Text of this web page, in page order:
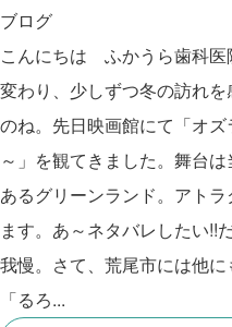
ブログ
こんにちは ふかうら歯科医
変わり、少しずつ冬の訪れ
のね。先日映画館にて「オ
～」を観てきました。舞台
あるグリーンランド。アト
ます。あ～ネタバレしたい!!
我慢。さて、荒尾市には他
「るろ...